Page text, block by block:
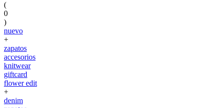
(
0
)
nuevo
+
zapatos
accesorios
knitwear
giftcard
flower edit
+
denim